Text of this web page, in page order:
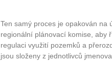
Ten samý proces je opakován na
regionální plánovací komise, aby
regulaci využití pozemků a
jsou složeny z jednotlivců